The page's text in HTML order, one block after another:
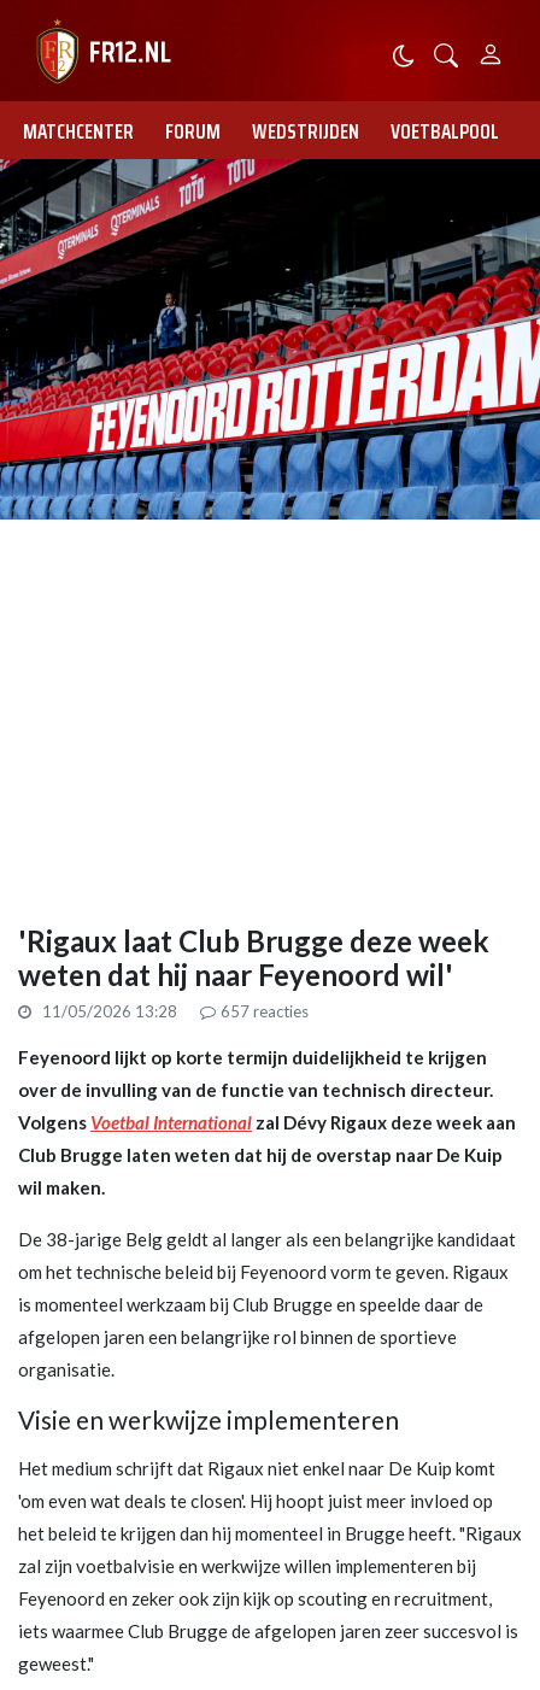
MATCHCENTER FORUM WEDSTRIJDEN VOETBALPOOL
'Rigaux laat Club Brugge deze week
weten dat hij naar Feyenoord wil'
11/05/2026 13:28 657reacties
Feyenoord lijkt op korte termijn duidelijkheid te krijgen
over de invulling van de functie van technisch directeur.
Volgens Voetbal International zal Dévy Rigaux deze week aan
Club Brugge laten weten dat hij de overstap naar De Kuip
wil maken.
De 38-jarige Belg geldt al langer als een belangrijke kandidaat
om het technische beleid bij Feyenoord vorm te geven. Rigaux
is momenteel werkzaam bij Club Brugge en speelde daar de
afgelopen jaren een belangrijke rol binnen de sportieve
organisatie.
Visie en werkwijze implementeren
Het medium schrijft dat Rigaux niet enkel naar De Kuip komt
'om even wat deals te closen'. Hij hoopt juist meer invloed op
het beleid te krijgen dan hij momenteel in Brugge heeft. "Rigaux
zal zijn voetbalvisie en werkwijze willen implementeren bij
Feyenoord en zeker ook zijn kijk op scouting en recruitment,
iets waarmee Club Brugge de afgelopen jaren zeer succesvol is
geweest."